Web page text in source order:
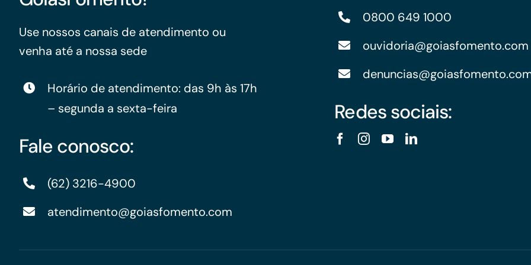
Use nossos canais de atendimento ou
venha até a nossa sede
Horário de atendimento: das 9h às 17h
– segunda a sexta-feira
Fale conosco:
(62) 3216-4900
atendimento@goiasfomento.com
0800 649 1000
ouvidoria@goiasfomento.com
Redes sociais: